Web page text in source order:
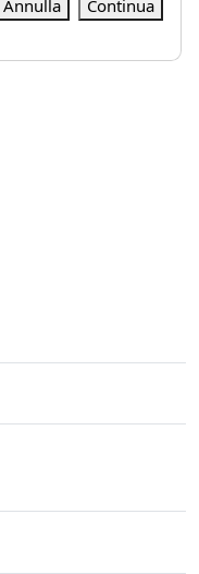
Annulla Continua